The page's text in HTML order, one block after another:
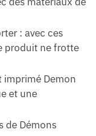
: avec ces
produit ne frotte
imprimé Demon
et une
de Démons